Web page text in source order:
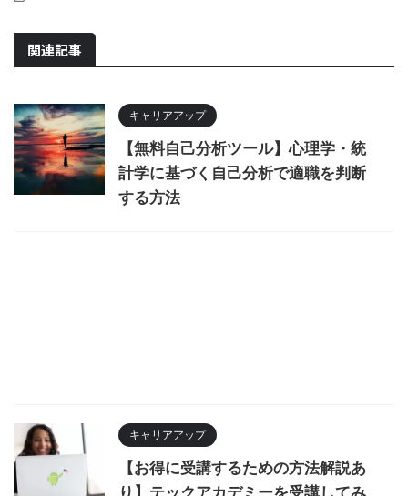
関連記事
キャリアアップ
【無料自己分析ツール】心理学・統
計学に基づく自己分析で適職を判断
する方法
キャリアアップ
【お得に受講するための方法解説あ